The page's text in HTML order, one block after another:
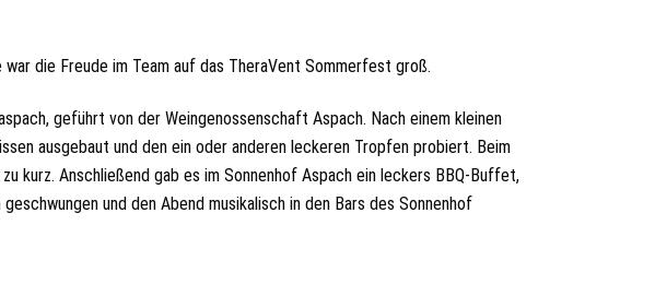
die Freude im Team auf das TheraVent Sommerfest groß.
geführt von der Weingenossenschaft Aspach. Nach einem kleinen
ausgebaut und den ein oder anderen leckeren Tropfen probiert. Beim
kurz. Anschließend gab es im Sonnenhof Aspach ein leckers BBQ-Buffet,
und den Abend musikalisch in den Bars des Sonnenhof